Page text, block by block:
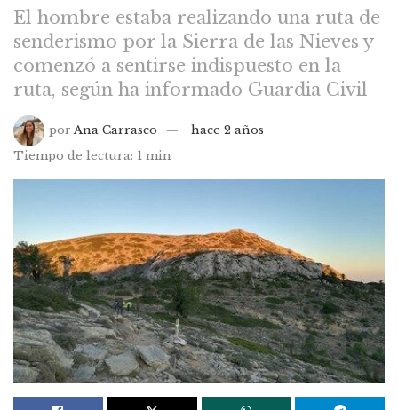
El hombre estaba realizando una ruta de
senderismo por la Sierra de las Nieves y
comenzó a sentirse indispuesto en la
ruta, según ha informado Guardia Civil
por Ana Carrasco
hace 2 años
Tiempo de lectura: 1 min